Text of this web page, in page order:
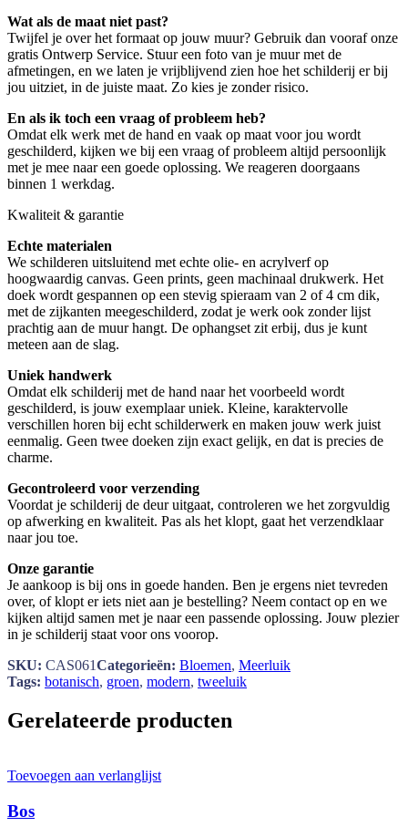
Wat als de maat niet past?
Twijfel je over het formaat op jouw muur? Gebruik dan vooraf onze
gratis Ontwerp Service. Stuur een foto van je muur met de
afmetingen, en we laten je vrijblijvend zien hoe het schilderij er bij
jou uitziet, in de juiste maat. Zo kies je zonder risico.
En als ik toch een vraag of probleem heb?
Omdat elk werk met de hand en vaak op maat voor jou wordt
geschilderd, kijken we bij een vraag of probleem altijd persoonlijk
met je mee naar een goede oplossing. We reageren doorgaans
binnen 1 werkdag.
Kwaliteit & garantie
Echte materialen
We schilderen uitsluitend met echte olie- en acrylverf op
hoogwaardig canvas. Geen prints, geen machinaal drukwerk. Het
doek wordt gespannen op een stevig spieraam van 2 of 4 cm dik,
met de zijkanten meegeschilderd, zodat je werk ook zonder lijst
prachtig aan de muur hangt. De ophangset zit erbij, dus je kunt
meteen aan de slag.
Uniek handwerk
Omdat elk schilderij met de hand naar het voorbeeld wordt
geschilderd, is jouw exemplaar uniek. Kleine, karaktervolle
verschillen horen bij echt schilderwerk en maken jouw werk juist
eenmalig. Geen twee doeken zijn exact gelijk, en dat is precies de
charme.
Gecontroleerd voor verzending
Voordat je schilderij de deur uitgaat, controleren we het zorgvuldig
op afwerking en kwaliteit. Pas als het klopt, gaat het verzendklaar
naar jou toe.
Onze garantie
Je aankoop is bij ons in goede handen. Ben je ergens niet tevreden
over, of klopt er iets niet aan je bestelling? Neem contact op en we
kijken altijd samen met je naar een passende oplossing. Jouw plezier
in je schilderij staat voor ons voorop.
SKU: CAS061Categorieën: Bloemen, Meerluik
Tags: botanisch, groen, modern, tweeluik
Gerelateerde producten
Toevoegen aan verlanglijst
Bos